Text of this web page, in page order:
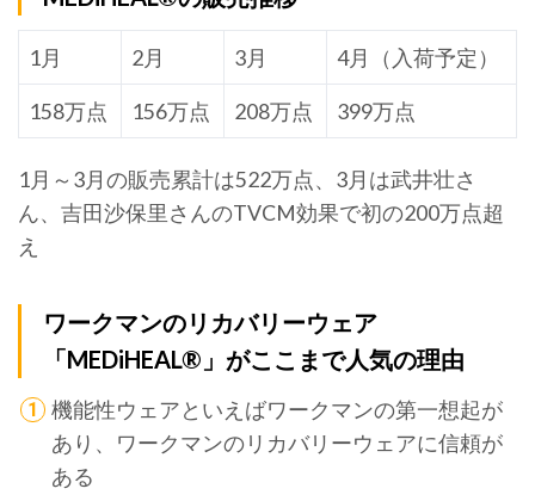
1月 2月 3月 4月（入荷予定）
158万点 156万点 208万点 399万点
1月～3月の販売累計は522万点、3月は武井壮さ
ん、吉田沙保里さんのTVCM効果で初の200万点超
え
ワークマンのリカバリーウェア
「MEDiHEAL®」がここまで人気の理由
機能性ウェアといえばワークマンの第一想起が
あり、ワークマンのリカバリーウェアに信頼が
ある